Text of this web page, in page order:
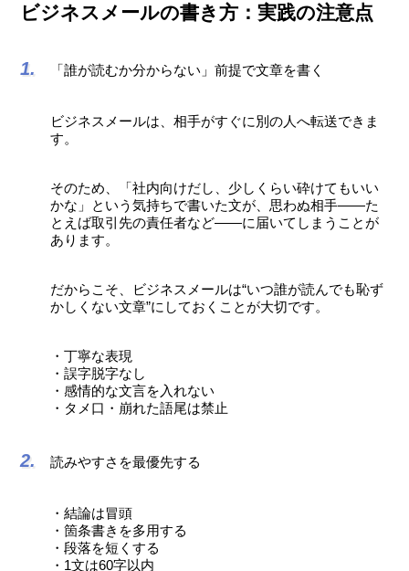
ビジネスメールの書き方：実践の注意点
「誰が読むか分からない」前提で文章を書く
ビジネスメールは、相手がすぐに別の人へ転送できま
す。
そのため、「社内向けだし、少しくらい砕けてもいい
かな」という気持ちで書いた文が、思わぬ相手――た
とえば取引先の責任者など――に届いてしまうことが
あります。
だからこそ、ビジネスメールは“いつ誰が読んでも恥ず
かしくない文章”にしておくことが大切です。
・丁寧な表現
・誤字脱字なし
・感情的な文言を入れない
・タメ口・崩れた語尾は禁止
読みやすさを最優先する
・結論は冒頭
・箇条書きを多用する
・段落を短くする
・1文は60字以内